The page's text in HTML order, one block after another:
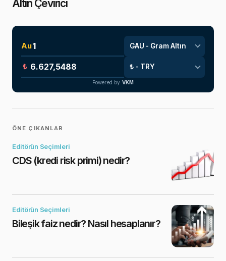
Altın Çevirici
Au
₺
Powered by VKM
ÖNE ÇIKANLAR
Editörün Seçimleri
CDS (kredi risk primi) nedir?
Editörün Seçimleri
Bileşik faiz nedir? Nasıl hesaplanır?